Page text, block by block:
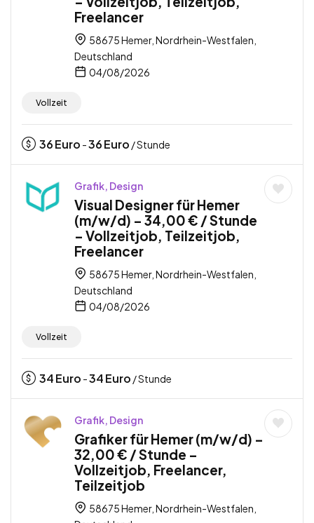
Freelancer
58675 Hemer, Nordrhein-Westfalen,
Deutschland
04/08/2026
Vollzeit
36Euro -36Euro / Stunde
Grafik, Design
Visual Designer für Hemer
(m/w/d) – 34,00 € / Stunde
– Vollzeitjob, Teilzeitjob,
Freelancer
58675 Hemer, Nordrhein-Westfalen,
Deutschland
04/08/2026
Vollzeit
34Euro -34Euro / Stunde
Grafik, Design
Grafiker für Hemer (m/w/d) –
32,00 € / Stunde –
Vollzeitjob, Freelancer,
Teilzeitjob
58675 Hemer, Nordrhein-Westfalen,